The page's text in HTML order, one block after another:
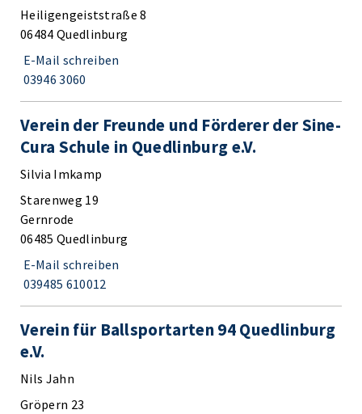
Heiligengeiststraße 8
06484 Quedlinburg
E-Mail schreiben
03946 3060
Verein der Freunde und Förderer der Sine-
Cura Schule in Quedlinburg e.V.
Silvia Imkamp
Starenweg 19
Gernrode
06485 Quedlinburg
E-Mail schreiben
039485 610012
Verein für Ballsportarten 94 Quedlinburg
e.V.
Nils Jahn
Gröpern 23